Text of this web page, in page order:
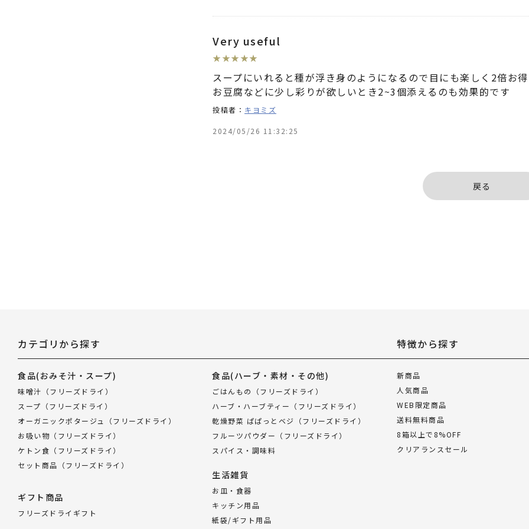
Very useful
★ ★★ ★★
スープにいれると種が浮き身のようになるので目にも楽しく2倍お
お豆腐などに少し彩りが欲しいとき2~3個添えるのも効果的です
投稿者： キヨミズ
2024/05/26 11:32:25
戻る
カテゴリから探す
食品(おみそ汁・スープ)
味噌汁（フリーズドライ）
スープ（フリーズドライ）
オーガニックポタージュ（フリーズドライ）
お吸い物（フリーズドライ）
ケトン食（フリーズドライ）
セット商品（フリーズドライ）
ギフト商品
フリーズドライギフト
食品(ハーブ・素材・その他)
ごはんもの（フリーズドライ）
ハーブ・ハーブティー（フリーズドライ）
乾燥野菜 ぱぱっとベジ（フリーズドライ）
フルーツパウダー（フリーズドライ）
スパイス・調味料
生活雑貨
お皿・食器
キッチン用品
紙袋/ギフト用品
特徴から探す
新商品
人気商品
WEB限定商品
送料無料商品
8箱以上で8%OFF
クリアランスセール